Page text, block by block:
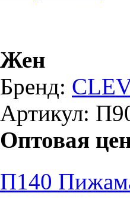
Жен
Бренд:
Артикул:
Оптовая
П140